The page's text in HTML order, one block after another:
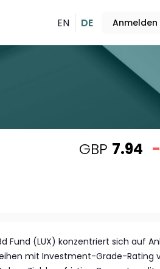
EN DE Anmelden
GBP 7.94
Fund (LUX) konzentriert sich auf
mit Investment-Grade-Rating